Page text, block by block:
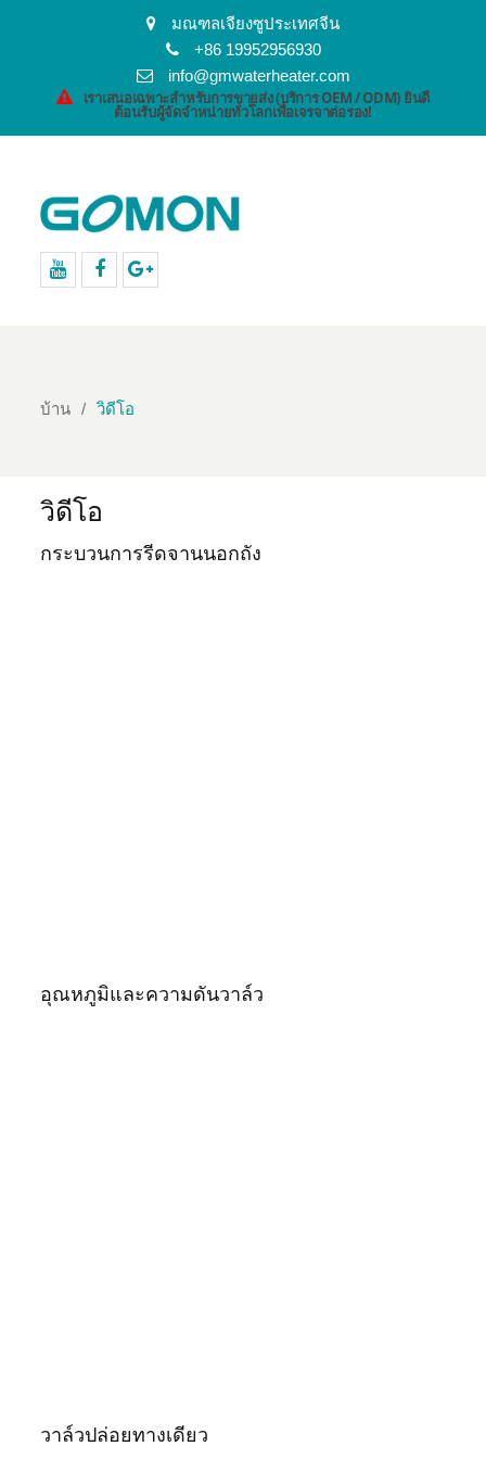
มณฑลเจียงซูประเทศจีน
+86 19952956930
info@gmwaterheater.com
เราเสนอเฉพาะสำหรับการขายส่ง (บริการ OEM / ODM) ยินดี
ต้อนรับผู้จัดจำหน่ายทั่วโลกเพื่อเจรจาต่อรอง!
บ้าน วิดีโอ
วิดีโอ
กระบวนการรีดจานนอกถัง
อุณหภูมิและความดันวาล์ว
วาล์วปล่อยทางเดียว